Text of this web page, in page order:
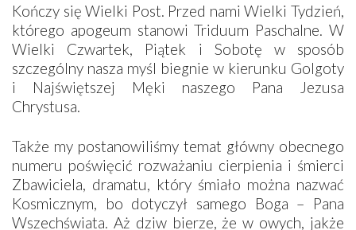
Kończy się Wielki Post. Przed nami Wielki Tydzień,
którego apogeum stanowi Triduum Paschalne. W
Wielki Czwartek, Piątek i Sobotę w sposób
szczególny nasza myśl biegnie w kierunku Golgoty
i Najświętszej Męki naszego Pana Jezusa
Chrystusa.
Także my postanowiliśmy temat główny obecnego
numeru poświęcić rozważaniu cierpienia i śmierci
Zbawiciela, dramatu, który śmiało można nazwać
Kosmicznym, bo dotyczył samego Boga – Pana
Wszechświata. Aż dziw bierze, że w owych, jakże